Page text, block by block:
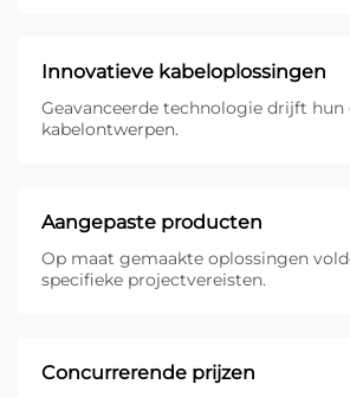
Innovatieve kabeloplossingen
Geavanceerde technologie drijft hun
kabelontwerpen.
Aangepaste producten
Op maat gemaakte oplossingen
specifieke projectvereisten.
Concurrerende prijzen